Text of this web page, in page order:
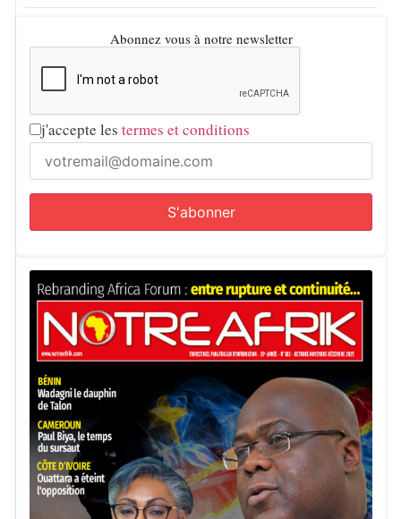
Abonnez vous à notre newsletter
j'accepte les termes et conditions